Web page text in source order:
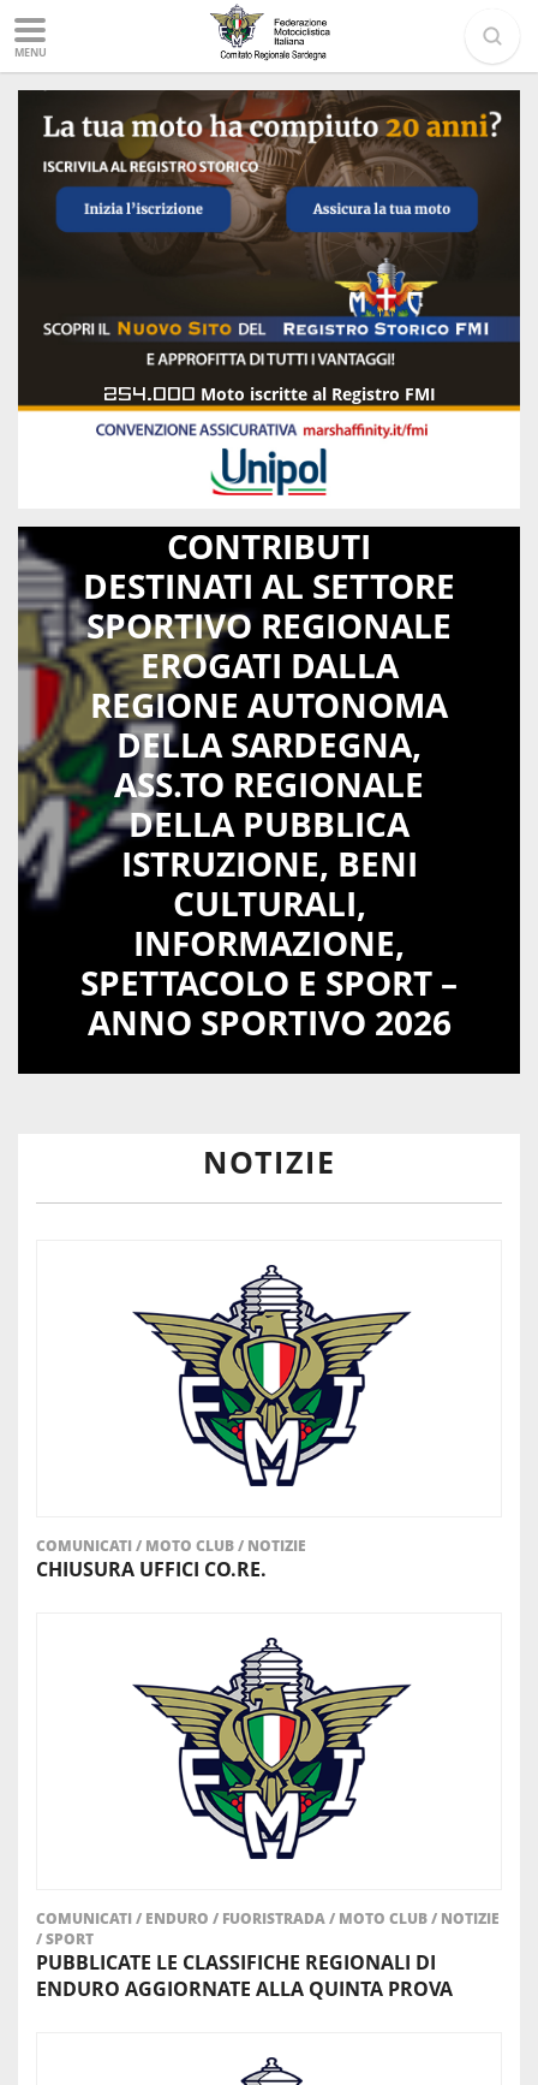
MENU
254.000 Moto iscritte al Registro FMI
CONTRIBUTI
DESTINATI AL SETTORE
SPORTIVO REGIONALE
EROGATI DALLA
REGIONE AUTONOMA
DELLA SARDEGNA,
ASS.TO REGIONALE
DELLA PUBBLICA
ISTRUZIONE, BENI
CULTURALI,
INFORMAZIONE,
SPETTACOLO E SPORT –
ANNO SPORTIVO 2026
NOTIZIE
COMUNICATI/ MOTO CLUB/ NOTIZIE
CHIUSURA UFFICI CO.RE.
COMUNICATI/ ENDURO / FUORISTRADA/ MOTO CLUB/ NOTIZIE
/SPORT
PUBBLICATE LE CLASSIFICHE REGIONALI DI
ENDURO AGGIORNATE ALLA QUINTA PROVA